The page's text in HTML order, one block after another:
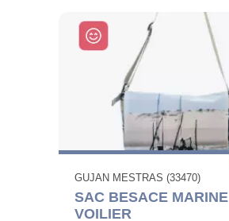
GUJAN MESTRAS (33470)
SAC BESACE MARINE
VOILIER